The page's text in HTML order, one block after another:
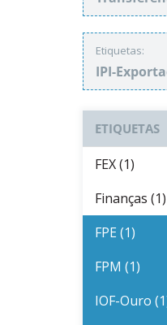
Etiquetas:
IPI-
ETIQUETAS
FEX (1)
Finanças (1)
FPE (1)
FPM (1)
IOF-Ouro